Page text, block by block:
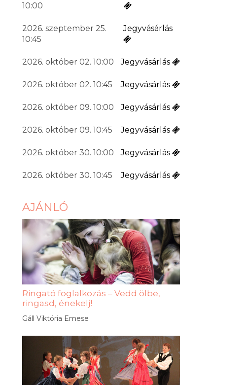
10:00
2026. szeptember 25.
10:45
Jegyvásárlás
2026. október 02. 10:00 Jegyvásárlás
2026. október 02. 10:45 Jegyvásárlás
2026. október 09. 10:00 Jegyvásárlás
2026. október 09. 10:45 Jegyvásárlás
2026. október 30. 10:00 Jegyvásárlás
2026. október 30. 10:45 Jegyvásárlás
AJÁNLÓ
Ringató foglalkozás – Vedd ölbe,
ringasd, énekelj!
Gáll Viktória Emese